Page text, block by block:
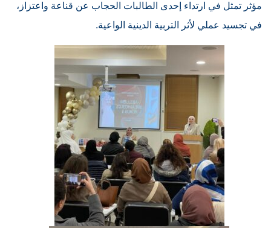
مؤثر تمثل في ارتداء إحدى الطالبات الحجاب عن قناعة واعتزاز،
في تجسيد عملي لأثر التربية الدينية الواعية.